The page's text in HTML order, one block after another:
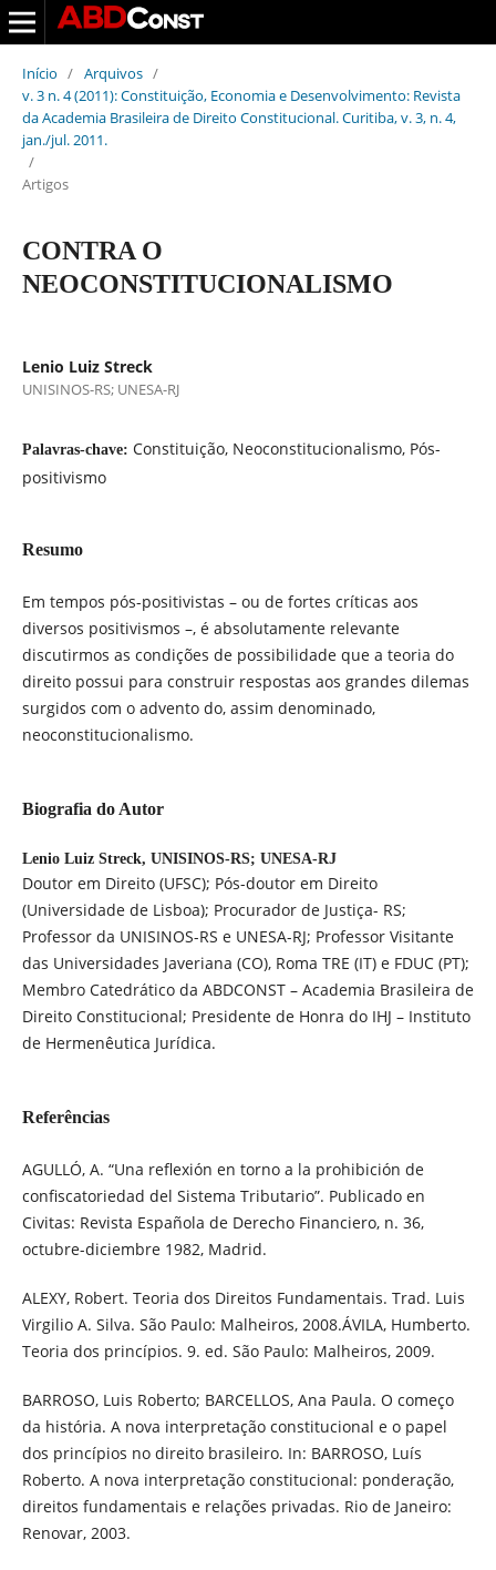
Início / Arquivos /
v. 3 n. 4 (2011): Constituição, Economia e Desenvolvimento: Revista
da Academia Brasileira de Direito Constitucional. Curitiba, v. 3, n. 4,
jan./jul. 2011.
/
Artigos
CONTRA O
NEOCONSTITUCIONALISMO
Lenio Luiz Streck
UNISINOS-RS; UNESA-RJ
Palavras-chave: Constituição, Neoconstitucionalismo, Pós-
positivismo
Resumo
Em tempos pós-positivistas – ou de fortes críticas aos
diversos positivismos –, é absolutamente relevante
discutirmos as condições de possibilidade que a teoria do
direito possui para construir respostas aos grandes dilemas
surgidos com o advento do, assim denominado,
neoconstitucionalismo.
Biografia do Autor
Lenio Luiz Streck, UNISINOS-RS; UNESA-RJ
Doutor em Direito (UFSC); Pós-doutor em Direito
(Universidade de Lisboa); Procurador de Justiça- RS;
Professor da UNISINOS-RS e UNESA-RJ; Professor Visitante
das Universidades Javeriana (CO), Roma TRE (IT) e FDUC (PT);
Membro Catedrático da ABDCONST – Academia Brasileira de
Direito Constitucional; Presidente de Honra do IHJ – Instituto
de Hermenêutica Jurídica.
Referências
AGULLÓ, A. “Una reflexión en torno a la prohibición de
confiscatoriedad del Sistema Tributario”. Publicado en
Civitas: Revista Española de Derecho Financiero, n. 36,
octubre-diciembre 1982, Madrid.
ALEXY, Robert. Teoria dos Direitos Fundamentais. Trad. Luis
Virgilio A. Silva. São Paulo: Malheiros, 2008.ÁVILA, Humberto.
Teoria dos princípios. 9. ed. São Paulo: Malheiros, 2009.
BARROSO, Luis Roberto; BARCELLOS, Ana Paula. O começo
da história. A nova interpretação constitucional e o papel
dos princípios no direito brasileiro. In: BARROSO, Luís
Roberto. A nova interpretação constitucional: ponderação,
direitos fundamentais e relações privadas. Rio de Janeiro:
Renovar, 2003.